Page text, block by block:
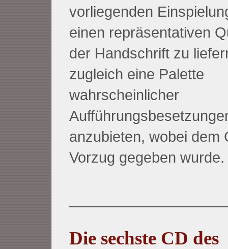
vorliegenden
einen repräsentativen
der Handschrift zu
zugleich eine Palette
wahrscheinlicher
anzubieten, wobei dem
Vorzug gegeben wurde.
Die sechste CD des